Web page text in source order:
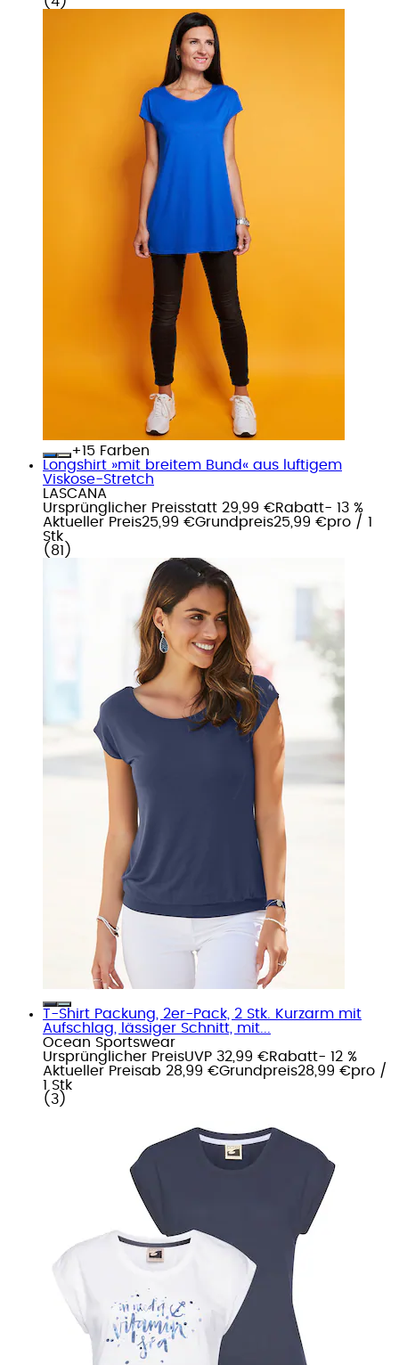
+
Farben
Longshirt »mit breitem Bund« aus luftigem
Viskose-Stretch
LASCANA
Ursprünglicher Preisstatt 29,99 €Rabatt- 13 %
Aktueller Preis25,99 €Grundpreis25,99 €pro / 1
Stk
( 81 )
T-Shirt Packung, 2er-Pack, 2 Stk. Kurzarm mit
Aufschlag, lässiger Schnitt, mit...
Ocean Sportswear
Ursprünglicher PreisUVP 32,99 €Rabatt- 12 %
Aktueller Preisab 28,99 €Grundpreis28,99 €pro /
1 Stk
( 3 )